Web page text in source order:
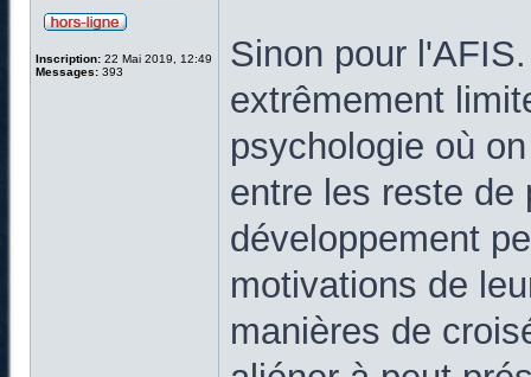
Inscription: 22 Mai 2019, 12:49
Messages: 393
Sinon pour
extrêmement
psychologie où
entre les reste de
développement
motivations de
manières de